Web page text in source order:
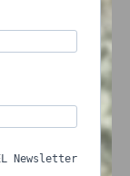
Newsletter